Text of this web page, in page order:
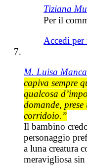
Tiziana
Per il
Accedi per
M. Luisa Manca
capiva sempre
qualcosa
domande,
corridoio.”
Il bambino
personaggio
a luna creatura
meravigliosa